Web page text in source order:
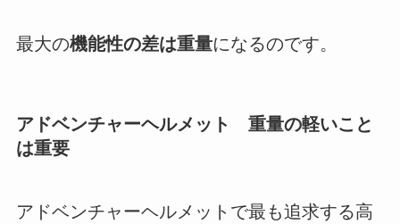
最大の機能性の差は重量になるのです。
アドベンチャーヘルメット 重量の軽いこと
は重要
アドベンチャーヘルメットで最も追求する高